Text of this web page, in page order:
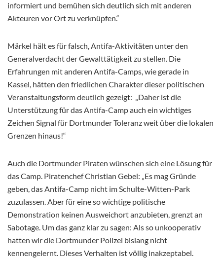
informiert und bemühen sich deutlich sich mit anderen
Akteuren vor Ort zu verknüpfen.“
Märkel hält es für falsch, Antifa-Aktivitäten unter den
Generalverdacht der Gewalttätigkeit zu stellen. Die
Erfahrungen mit anderen Antifa-Camps, wie gerade in
Kassel, hätten den friedlichen Charakter dieser politischen
Veranstaltungsform deutlich gezeigt: „Daher ist die
Unterstützung für das Antifa-Camp auch ein wichtiges
Zeichen Signal für Dortmunder Toleranz weit über die lokalen
Grenzen hinaus!“
Auch die Dortmunder Piraten wünschen sich eine Lösung für
das Camp. Piratenchef Christian Gebel: „Es mag Gründe
geben, das Antifa-Camp nicht im Schulte-Witten-Park
zuzulassen. Aber für eine so wichtige politische
Demonstration keinen Ausweichort anzubieten, grenzt an
Sabotage. Um das ganz klar zu sagen: Als so unkooperativ
hatten wir die Dortmunder Polizei bislang nicht
kennengelernt. Dieses Verhalten ist völlig inakzeptabel.